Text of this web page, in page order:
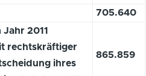
705.640
2011
rechtskräftiger
ihres
865.859